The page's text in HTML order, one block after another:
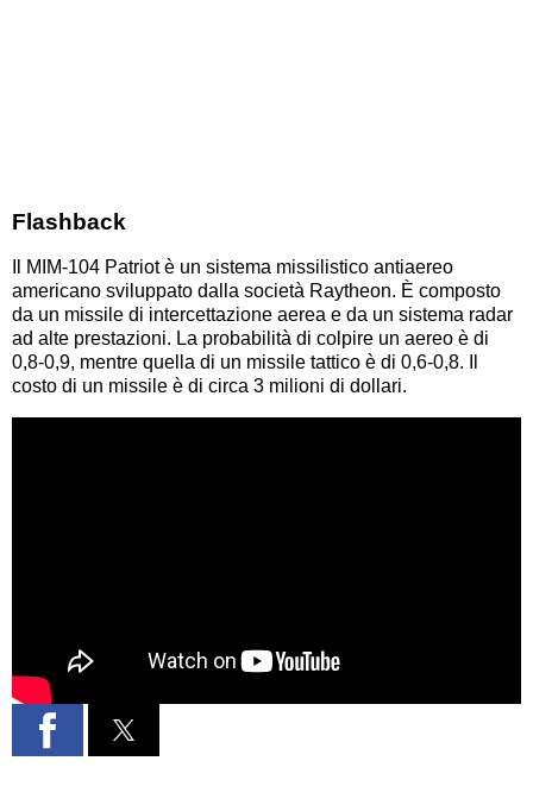
Flashback
Il MIM-104 Patriot è un sistema missilistico antiaereo
americano sviluppato dalla società Raytheon. È composto
da un missile di intercettazione aerea e da un sistema radar
ad alte prestazioni. La probabilità di colpire un aereo è di
0,8-0,9, mentre quella di un missile tattico è di 0,6-0,8. Il
costo di un missile è di circa 3 milioni di dollari.